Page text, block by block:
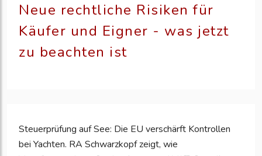
Neue rechtliche Risiken für
Käufer und Eigner - was jetzt
zu beachten ist
Steuerprüfung auf See: Die EU verschärft Kontrollen
bei Yachten. RA Schwarzkopf zeigt, wie